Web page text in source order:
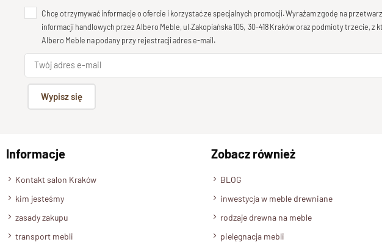
Chcę otrzymywać informacje o ofercie i korzystać ze specjalnych promocji. Wyrażam zgodę na
informacji handlowych przez Albero Meble, ul.Zakopiańska 105, 30-418 Kraków oraz podmioty
Albero Meble na podany przy rejestracji adres e-mail.
Wypisz się
Informacje
Kontakt salon Kraków
kim jesteśmy
zasady zakupu
transport mebli
Zobacz również
BLOG
inwestycja w meble drewniane
rodzaje drewna na meble
pielęgnacja mebli